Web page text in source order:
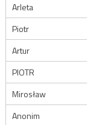
Arleta
Piotr
Artur
PIOTR
Mirosław
Anonim